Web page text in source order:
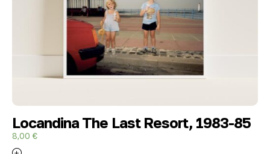
Locandina The Last Resort, 1983-85
8,00 €